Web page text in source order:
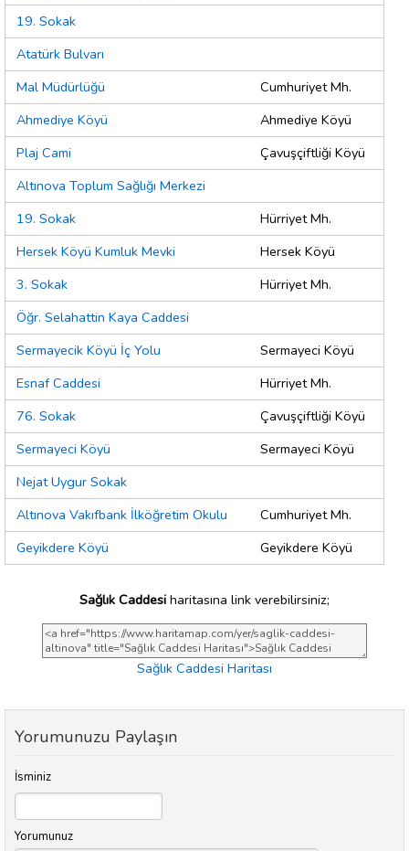
19. Sokak
Atatürk Bulvarı
Mal Müdürlüğü
Cumhuriyet Mh.
Ahmediye Köyü
Ahmediye Köyü
Plaj Cami
Çavuşçiftliği Köyü
Altınova Toplum Sağlığı Merkezi
19. Sokak
Hürriyet Mh.
Hersek Köyü Kumluk Mevki
Hersek Köyü
3. Sokak
Hürriyet Mh.
Öğr. Selahattin Kaya Caddesi
Sermayecik Köyü İç Yolu
Sermayeci Köyü
Esnaf Caddesi
Hürriyet Mh.
76. Sokak
Çavuşçiftliği Köyü
Sermayeci Köyü
Sermayeci Köyü
Nejat Uygur Sokak
Altınova Vakıfbank İlköğretim Okulu
Cumhuriyet Mh.
Geyikdere Köyü
Geyikdere Köyü
Sağlık Caddesi haritasına link verebilirsiniz;
Sağlık Caddesi Haritası
Yorumunuzu Paylaşın
İsminiz
Yorumunuz